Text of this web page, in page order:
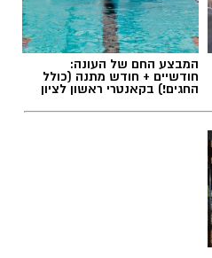
המבצע החם של העונה:
חודשיים + חודש מתנה (כולל
החגים!) בקאנטרי ראשון לציון